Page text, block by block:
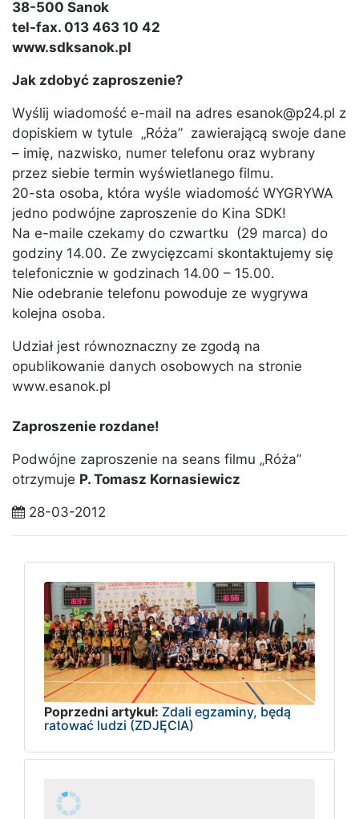
38-500 Sanok
tel-fax. 013 463 10 42
www.sdksanok.pl
Jak zdobyć zaproszenie?
Wyślij wiadomość e-mail na adres esanok@p24.pl z
dopiskiem w tytule „Róża” zawierającą swoje dane
– imię, nazwisko, numer telefonu oraz wybrany
przez siebie termin wyświetlanego filmu.
20-sta osoba, która wyśle wiadomość WYGRYWA
jedno podwójne zaproszenie do Kina SDK!
Na e-maile czekamy do czwartku (29 marca) do
godziny 14.00. Ze zwycięzcami skontaktujemy się
telefonicznie w godzinach 14.00 – 15.00.
Nie odebranie telefonu powoduje ze wygrywa
kolejna osoba.
Udział jest równoznaczny ze zgodą na
opublikowanie danych osobowych na stronie
www.esanok.pl
Zaproszenie rozdane!
Podwójne zaproszenie na seans filmu „Róża”
otrzymuje P. Tomasz Kornasiewicz
28-03-2012
Poprzedni artykuł: Zdali egzaminy, będą
ratować ludzi (ZDJĘCIA)